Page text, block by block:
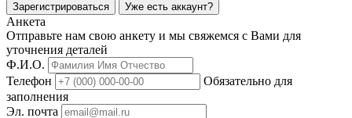
Зарегистрироваться Уже есть аккаунт?
Анкета
Отправьте нам свою анкету и мы свяжемся с Вами для
уточнения деталей
Ф.И.О.
Телефон
Обязательно для
заполнения
Эл. почта